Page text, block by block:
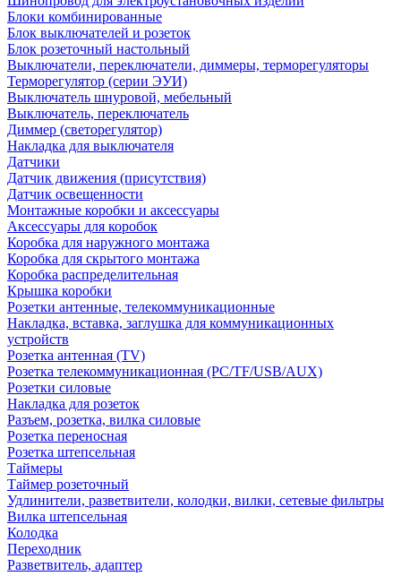
Блоки комбинированные
Блок выключателей и розеток
Блок розеточный настольный
Выключатели, переключатели, диммеры, терморегуляторы
Терморегулятор (серии ЭУИ)
Выключатель шнуровой, мебельный
Выключатель, переключатель
Диммер (светорегулятор)
Накладка для выключателя
Датчики
Датчик движения (присутствия)
Датчик освещенности
Монтажные коробки и аксессуары
Аксессуары для коробок
Коробка для наружного монтажа
Коробка для скрытого монтажа
Коробка распределительная
Крышка коробки
Розетки антенные, телекоммуникационные
Накладка, вставка, заглушка для коммуникационных
устройств
Розетка антенная (TV)
Розетка телекоммуникационная (PC/TF/USB/AUX)
Розетки силовые
Накладка для розеток
Разъем, розетка, вилка силовые
Розетка переносная
Розетка штепсельная
Таймеры
Таймер розеточный
Удлинители, разветвители, колодки, вилки, сетевые фильтры
Вилка штепсельная
Колодка
Переходник
Разветвитель, адаптер